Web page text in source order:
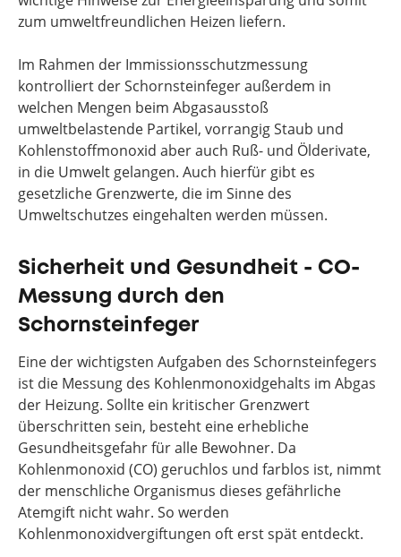
zum umweltfreundlichen Heizen liefern.
Im Rahmen der Immissionsschutzmessung
kontrolliert der Schornsteinfeger außerdem in
welchen Mengen beim Abgasausstoß
umweltbelastende Partikel, vorrangig Staub und
Kohlenstoffmonoxid aber auch Ruß- und Ölderivate,
in die Umwelt gelangen. Auch hierfür gibt es
gesetzliche Grenzwerte, die im Sinne des
Umweltschutzes eingehalten werden müssen.
Sicherheit und Gesundheit - CO-
Messung durch den
Schornsteinfeger
Eine der wichtigsten Aufgaben des Schornsteinfegers
ist die Messung des Kohlenmonoxidgehalts im Abgas
der Heizung. Sollte ein kritischer Grenzwert
überschritten sein, besteht eine erhebliche
Gesundheitsgefahr für alle Bewohner. Da
Kohlenmonoxid (CO) geruchlos und farblos ist, nimmt
der menschliche Organismus dieses gefährliche
Atemgift nicht wahr. So werden
Kohlenmonoxidvergiftungen oft erst spät entdeckt.